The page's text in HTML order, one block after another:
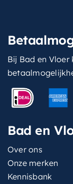
Bij Bad en Vloer
Bad en
Over ons
Onze merken
Kennisbank